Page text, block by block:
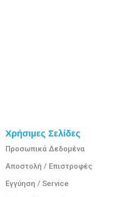
Χρήσιμες Σελίδες
Προσωπικά Δεδομένα
Αποστολή / Επιστροφές
Εγγύηση / Service